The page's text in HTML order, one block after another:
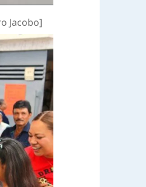
Jacobo]